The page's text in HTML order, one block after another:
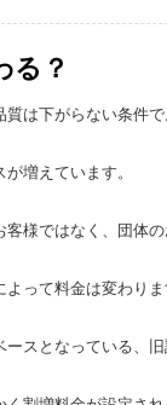
る？
質は下がらない条件
増えています。
様ではなく、団体
って料金は変わり
スとなっている、